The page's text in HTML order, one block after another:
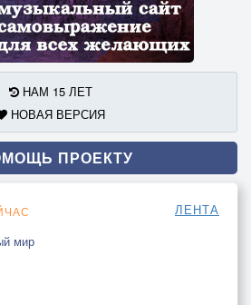
НАМ 15 ЛЕТ
НОВАЯ ВЕРСИЯ
ПРОЕКТУ
ЛЕНТА
мир